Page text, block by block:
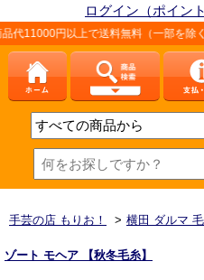
ログイン（ポイン
で送料無料（一部を除く）、ネコポ
手芸の店 もりお！ > 横田 ダルマ
ゾート モヘア 【秋冬毛糸】